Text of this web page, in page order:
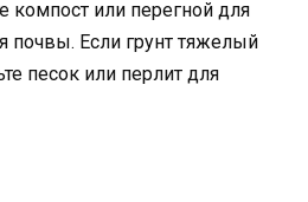
компост или перегной для
почвы. Если грунт тяжелый
песок или перлит для